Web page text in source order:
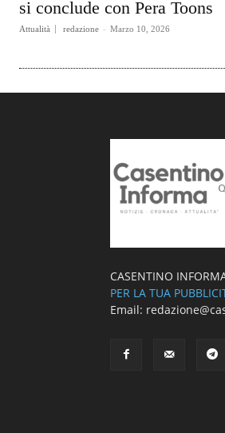
si conclude con Pera Toons
Attualità redazione - Marzo 10, 2026
CASENTINO
PER LA TUA
Email: